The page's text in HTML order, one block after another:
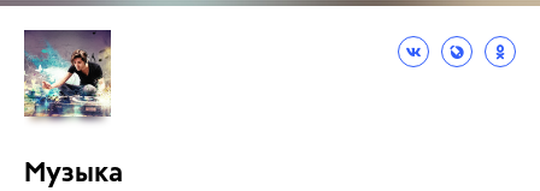
Музыка